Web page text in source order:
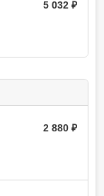
5 032
2 880